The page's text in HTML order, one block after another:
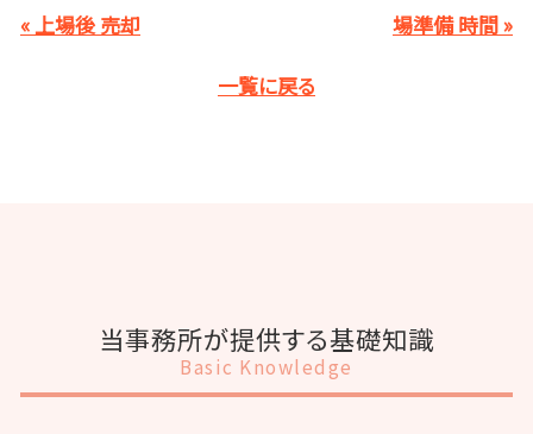
« 上場後 売却 場準備 時間 »
一覧に戻る
当事務所が提供する基礎知識
Basic Knowledge